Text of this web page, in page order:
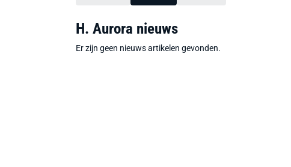
H. Aurora nieuws
Er zijn geen nieuws artikelen gevonden.